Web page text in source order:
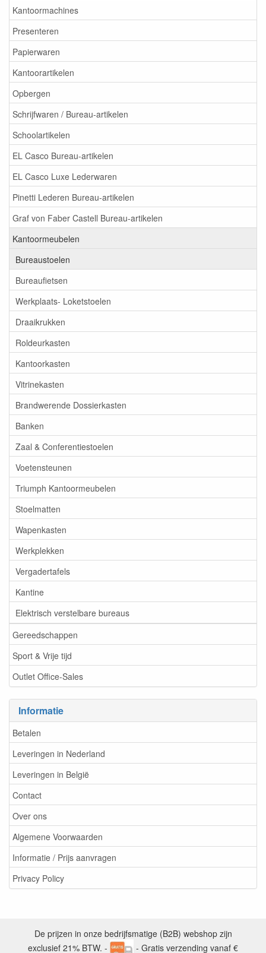
Kantoormachines
Presenteren
Papierwaren
Kantoorartikelen
Opbergen
Schrijfwaren / Bureau-artikelen
Schoolartikelen
EL Casco Bureau-artikelen
EL Casco Luxe Lederwaren
Pinetti Lederen Bureau-artikelen
Graf von Faber Castell Bureau-artikelen
Kantoormeubelen
Bureaustoelen
Bureaufietsen
Werkplaats- Loketstoelen
Draaikrukken
Roldeurkasten
Kantoorkasten
Vitrinekasten
Brandwerende Dossierkasten
Banken
Zaal & Conferentiestoelen
Voetensteunen
Triumph Kantoormeubelen
Stoelmatten
Wapenkasten
Werkplekken
Vergadertafels
Kantine
Elektrisch verstelbare bureaus
Gereedschappen
Sport & Vrije tijd
Outlet Office-Sales
Informatie
Betalen
Leveringen in Nederland
Leveringen in België
Contact
Over ons
Algemene Voorwaarden
Informatie / Prijs aanvragen
Privacy Policy
De prijzen in onze bedrijfsmatige (B2B) webshop zijn
exclusief 21% BTW. -
- Gratis verzending vanaf €